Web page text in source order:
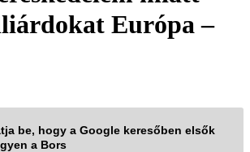
Európa –
be, hogy a Google keresőben elsők
a Bors